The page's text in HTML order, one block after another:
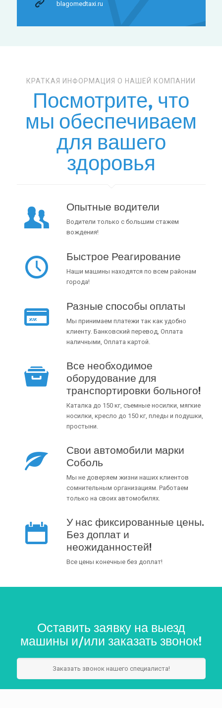
blagomedtaxi.ru
КРАТКАЯ ИНФОРМАЦИЯ О НАШЕЙ КОМПАНИИ
Посмотрите, что
мы обеспечиваем
для вашего
здоровья
Опытные водители
Водители только с большим стажем
вождения!
Быстрое Реагирование
Наши машины находятся по всем районам
города!
Разные способы оплаты
Мы принимаем платежи так как удобно
клиенту. Банковский перевод, Оплата
наличными, Оплата картой.
Все необходимое
оборудование для
транспортировки больного!
Каталка до 150 кг, съемные носилки, мягкие
носилки, кресло до 150 кг, пледы и подушки,
простыни.
Свои автомобили марки
Соболь
Мы не доверяем жизни наших клиентов
сомнительным организациям. Работаем
только на своих автомобилях.
У нас фиксированные цены.
Без доплат и
неожиданностей!
Все цены конечные без доплат!
Оставить заявку на выезд
машины и/или заказать звонок!
Заказать звонок нашего специалиста!